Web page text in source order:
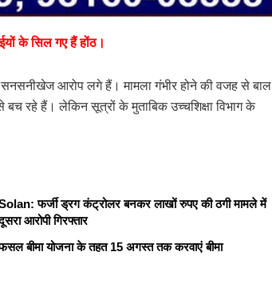
के सिल गए हैं होंठ।
आरोप लगे हैं। मामला गंभीर होने की वजह से बाल
रहे हैं। लेकिन सूत्रों के मुताबिक उच्चशिक्षा विभाग के
फर्जी ड्रग कंट्रोलर बनकर लाखों रुपए की ठगी मामले में
आरोपी गिरफ्तार
बीमा योजना के तहत 15 अगस्त तक करवाएं बीमा